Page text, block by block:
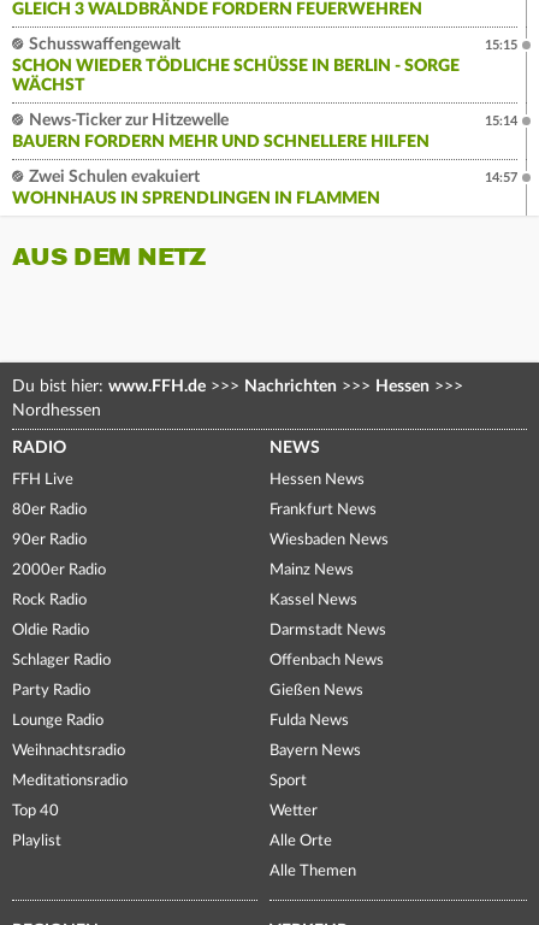
GLEICH 3 WALDBRÄNDE FORDERN FEUERWEHREN
Schusswaffengewalt
SCHON WIEDER TÖDLICHE SCHÜSSE IN BERLIN - SORGE
WÄCHST
15:15
News-Ticker zur Hitzewelle
BAUERN FORDERN MEHR UND SCHNELLERE HILFEN
15:14
Zwei Schulen evakuiert
WOHNHAUS IN SPRENDLINGEN IN FLAMMEN
14:57
AUS DEM NETZ
Du bist hier: www.FFH.de >>> Nachrichten >>> Hessen >>>
Nordhessen
RADIO
FFH Live
80er Radio
90er Radio
2000er Radio
Rock Radio
Oldie Radio
Schlager Radio
Party Radio
Lounge Radio
Weihnachtsradio
Meditationsradio
Top 40
Playlist
NEWS
Hessen News
Frankfurt News
Wiesbaden News
Mainz News
Kassel News
Darmstadt News
Offenbach News
Gießen News
Fulda News
Bayern News
Sport
Wetter
Alle Orte
Alle Themen